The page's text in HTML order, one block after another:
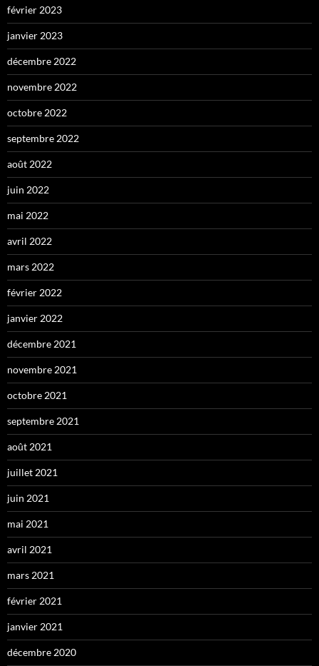
février 2023
janvier 2023
décembre 2022
novembre 2022
octobre 2022
septembre 2022
août 2022
juin 2022
mai 2022
avril 2022
mars 2022
février 2022
janvier 2022
décembre 2021
novembre 2021
octobre 2021
septembre 2021
août 2021
juillet 2021
juin 2021
mai 2021
avril 2021
mars 2021
février 2021
janvier 2021
décembre 2020